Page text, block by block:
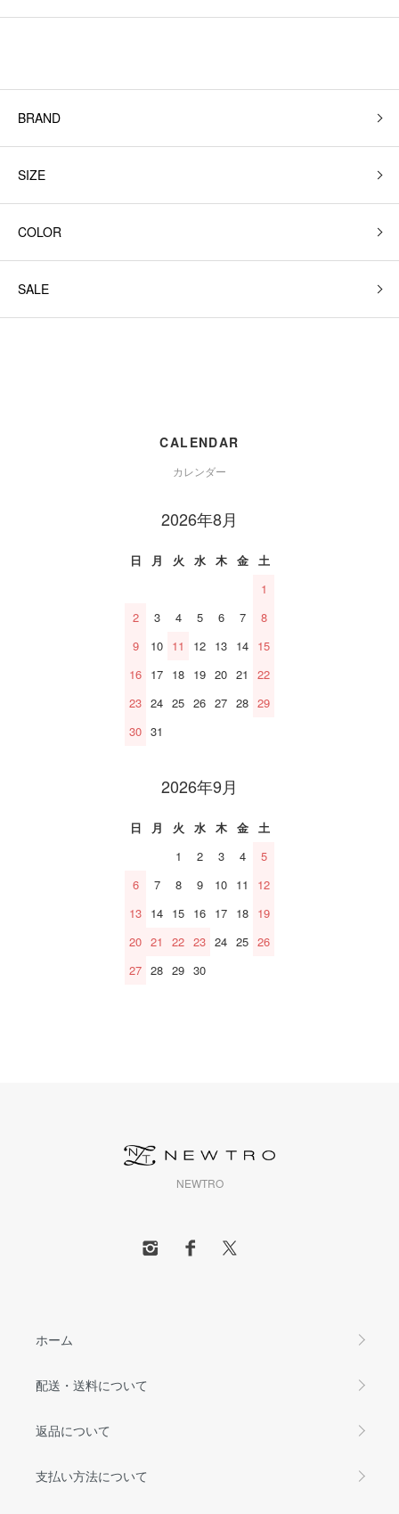
BRAND
SIZE
COLOR
SALE
CALENDAR
カレンダー
2026年8月
日 月 火 水 木 金
土
1
2
3 4 5 6 7
8
9
10 11 12 13 14 15
16 17 18 19 20 21
22
23 24 25 26 27 28 29
30 31
2026年9月
日 月 火 水 木 金
土
1
2 3 4
5
6
7 8 9 10 11
12
13 14 15 16 17 18 19
20 21 22 23 24 25 26
27 28 29 30
NEWTRO
ホーム
配送・送料について
返品について
支払い方法について